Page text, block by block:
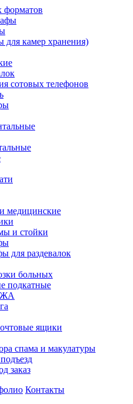
форматов
камер хранения)
сотовых телефонов
медицинские
и стойки
для раздевалок
больных
подкатные
ящики
спама и макулатуры
заказ
Контакты